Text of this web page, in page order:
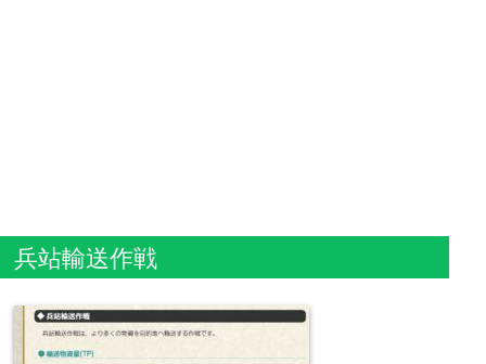
兵站輸送作戦